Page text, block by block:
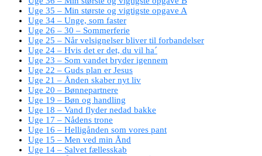
Uge 35 – Min største og vigtigste opgave A
Uge 34 – Unge, som faster
Uge 26 – 30 – Sommerferie
Uge 25 – Når velsignelser bliver til forbandelser
Uge 24 – Hvis det er det, du vil ha´
Uge 23 – Som vandet bryder igennem
Uge 22 – Guds plan er Jesus
Uge 21 – Ånden skaber nyt liv
Uge 20 – Bønnepartnere
Uge 19 – Bøn og handling
Uge 18 – Vand flyder nedad bakke
Uge 17 – Nådens trone
Uge 16 – Helligånden som vores pant
Uge 15 – Men ved min Ånd
Uge 14 – Salvet fællesskab